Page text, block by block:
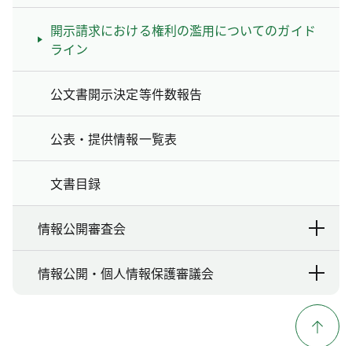
開示請求における権利の濫用についてのガイド
ライン
公文書開示決定等件数報告
公表・提供情報一覧表
文書目録
情報公開審査会
情報公開・個人情報保護審議会